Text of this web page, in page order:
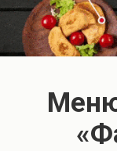
с мясом
с рисом и
с рисом и